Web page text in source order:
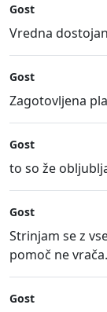
Gost
Vredna
Gost
Zagotovljena
Gost
to so že
Gost
Strinjam se z
pomoč ne vrača.
Gost